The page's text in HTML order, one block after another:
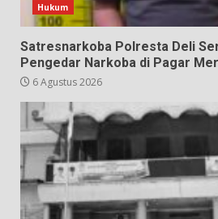
Hukum
Satresnarkoba Polresta Deli
Pengedar Narkoba di Pagar
6 Agustus 2026